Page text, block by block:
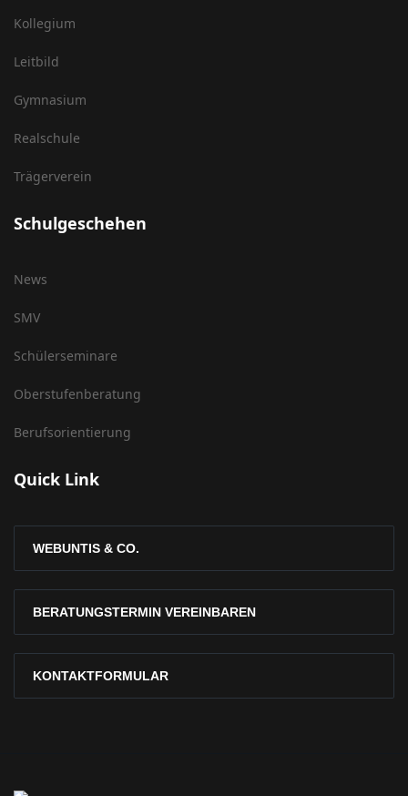
Kollegium
Leitbild
Gymnasium
Realschule
Trägerverein
Schulgeschehen
News
SMV
Schülerseminare
Oberstufenberatung
Berufsorientierung
Quick Link
WEBUNTIS & CO.
BERATUNGSTERMIN VEREINBAREN
KONTAKTFORMULAR